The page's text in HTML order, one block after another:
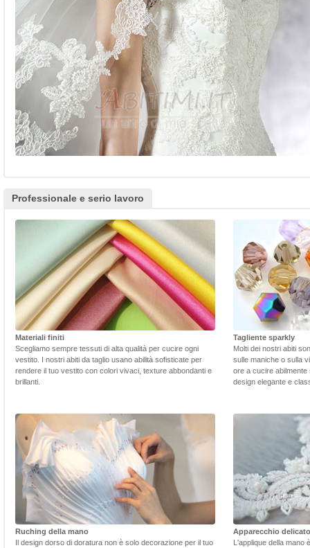
Professionale e serio lavoro
Materiali finiti
Scegliamo sempre tessuti di alta qualità per cucire ogni
vestito. I nostri abiti da taglio usano abilità sofisticate per
rendere il tuo vestito con colori vivaci, texture abbondanti e
brillanti.
Tagliente sparkly
Molti dei nostri abiti
sulle maniche o sulla
ore a cucire
design elegante e
Ruching della mano
Il design dorso di doratura non è solo decorazione per il tuo
Apparecchio delicato
L'applique della